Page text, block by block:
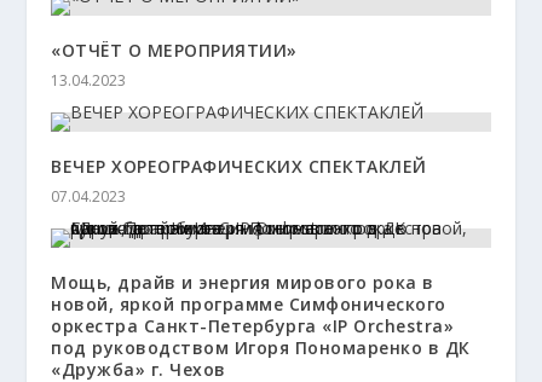
«ОТЧЁТ О МЕРОПРИЯТИИ»
13.04.2023
ВЕЧЕР ХОРЕОГРАФИЧЕСКИХ СПЕКТАКЛЕЙ
07.04.2023
Мощь, драйв и энергия мирового рока в
новой, яркой программе Симфонического
оркестра Санкт-Петербурга «IP Orchestra»
под руководством Игоря Пономаренко в ДК
«Дружба» г. Чехов